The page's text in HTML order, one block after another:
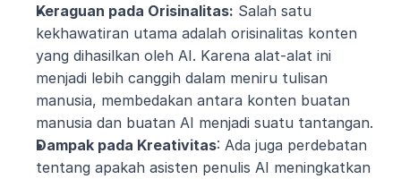
Keraguan pada Orisinalitas: Salah satu
kekhawatiran utama adalah orisinalitas konten
yang dihasilkan oleh AI. Karena alat-alat ini
menjadi lebih canggih dalam meniru tulisan
manusia, membedakan antara konten buatan
manusia dan buatan AI menjadi suatu tantangan.
Dampak pada Kreativitas: Ada juga perdebatan
tentang apakah asisten penulis AI meningkatkan